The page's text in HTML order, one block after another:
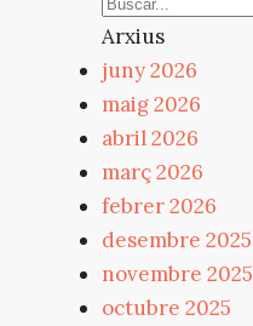
Arxius
juny 2026
maig 2026
abril 2026
març 2026
febrer 2026
desembre 2025
novembre 2025
octubre 2025